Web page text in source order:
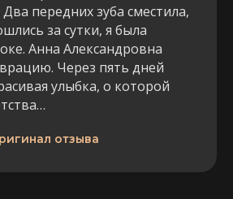
передних зуба сместила,
за сутки, я была
Анна Александровна
Через пять дней
улыбка, о которой
отзыва